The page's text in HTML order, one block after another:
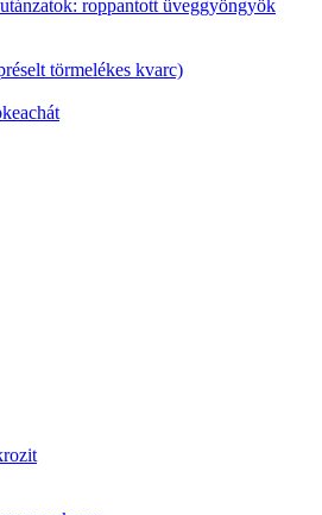
roppantott üveggyöngyök
törmelékes kvarc)